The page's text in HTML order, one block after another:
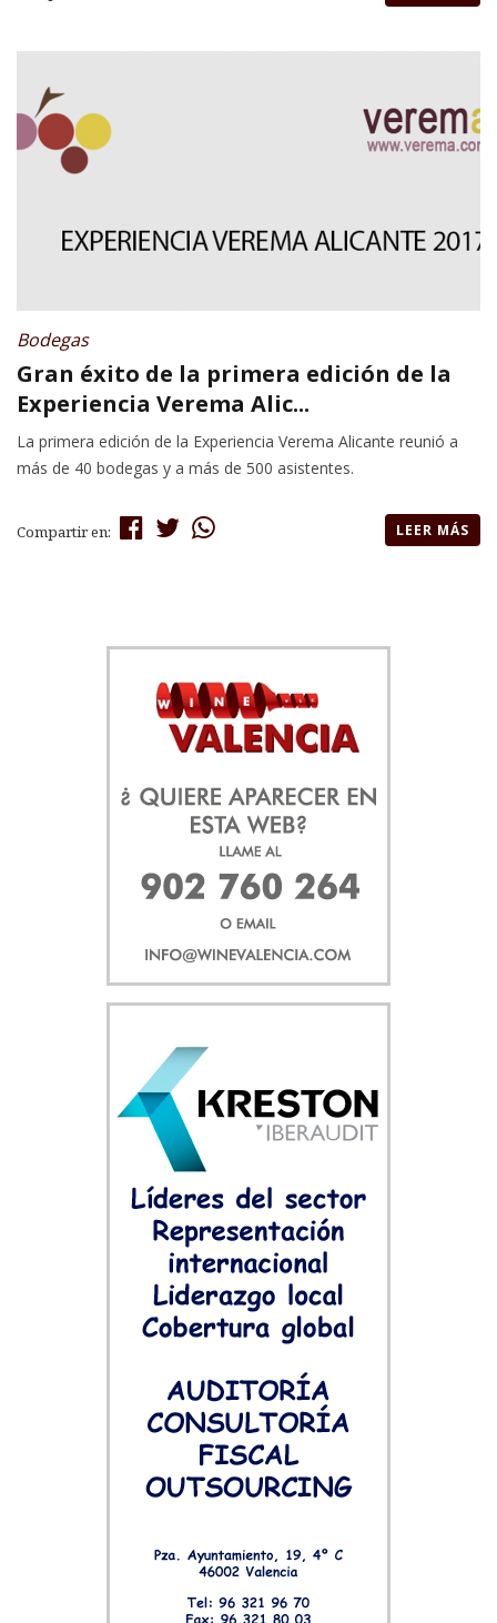
Bodegas
Gran éxito de la primera edición de la
Experiencia Verema Alic...
La primera edición de la Experiencia Verema Alicante reunió a
más de 40 bodegas y a más de 500 asistentes.
Compartir en: LEER MÁS